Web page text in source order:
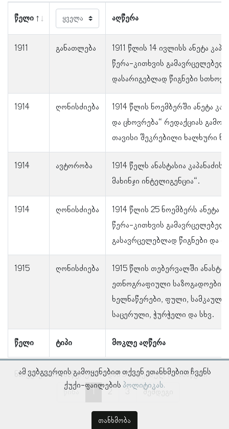
წელი აღწერა
წელი ტიპი მოკლე აღწერა
1911 განათლება
1911 წლის 14 ივლისს ანეტა
წერა-კითხვის
დასარიგებლად წიგნები
1914 ღონისძიება
1914 წლის ნოემბერში ანეტა
და ცხოვრება“ რედაქციას
თავისი შეკრებილი ხალხური
1914 ავტორობა
1914 წელს ანასტასია
მახინჯი ინტელიგენცია“.
1914 ღონისძიება
1914 წლის 25 ნოემბერს ანეტა
წერა-კითხვის გამავრცელებელ
გასავრცელებლად წიგნები და
1915 ღონისძიება
1915 წლის თებერვალში
ეთნოგრაფიული
ხელნაწერები, ფული,
საცერული, ჭურჭელი და სხვ.
ნაჩვენებია ჩანაწერები 1–დან 5–მდე, სულ 11 ჩანაწერი
წინა
შემდეგი
ამ ვებგვერდის გამოყენებით თქვენ ეთანხმებით ჩვენს
ქუქი-ფაილების პოლიტიკას.
თანხმობა